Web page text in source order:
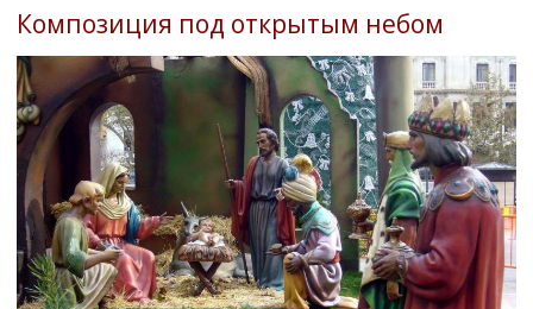
Композиция под открытым небом